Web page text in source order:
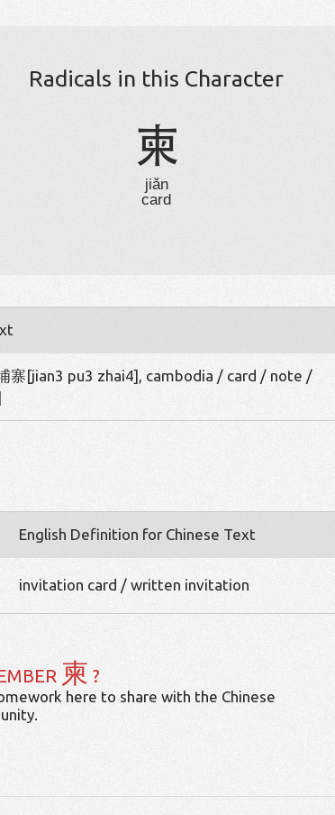
Radicals in this Character
柬
jiǎn
card
[jian3 pu3 zhai4], cambodia / card / note /
English Definition for Chinese Text
invitation card / written invitation
柬 ?
here to share with the Chinese